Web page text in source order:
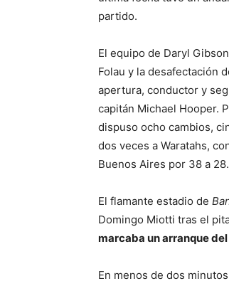
partido.
El equipo de Daryl
Folau y la desafectación
apertura, conductor y
capitán Michael Hooper.
dispuso ocho cambios,
dos veces a Waratahs,
Buenos Aires por 38 a 28.
El flamante estadio de
Domingo Miotti tras el
marcaba un arranque
En menos de dos